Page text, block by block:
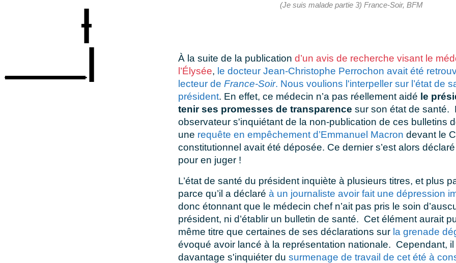
|
____|
(Je suis malade partie 3) France-Soir, BFM
À la suite de la publication d’un avis de recherche visant le
l’Élysée, le docteur Jean-Christophe Perrochon avait été
lecteur de France-Soir. Nous voulions l'interpeller sur l’état de
président. En effet, ce médecin n’a pas réellement aidé le
tenir ses promesses de transparence sur son état de santé.
observateur s'inquiétant de la non-publication de ces bulletins
une requête en empêchement d’Emmanuel Macron devant le
constitutionnel avait été déposée. Ce dernier s’est alors
pour en juger !
L’état de santé du président inquiète à plusieurs titres, et plus
parce qu’il a déclaré à un journaliste avoir fait une dépression
donc étonnant que le médecin chef n’ait pas pris le soin
président, ni d’établir un bulletin de santé. Cet élément aurait
même titre que certaines de ses déclarations sur la grenade
évoqué avoir lancé à la représentation nationale. Cependant, il
davantage s'inquiéter du surmenage de travail de cet été à